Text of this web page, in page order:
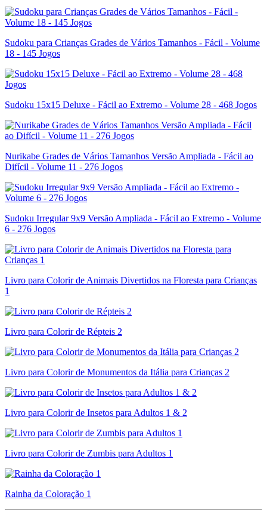
Sudoku para Crianças Grades de Vários Tamanhos - Fácil - Volume
18 - 145 Jogos
Sudoku 15x15 Deluxe - Fácil ao Extremo - Volume 28 - 468 Jogos
Nurikabe Grades de Vários Tamanhos Versão Ampliada - Fácil ao
Difícil - Volume 11 - 276 Jogos
Sudoku Irregular 9x9 Versão Ampliada - Fácil ao Extremo - Volume
6 - 276 Jogos
Livro para Colorir de Animais Divertidos na Floresta para Crianças
1
Livro para Colorir de Répteis 2
Livro para Colorir de Monumentos da Itália para Crianças 2
Livro para Colorir de Insetos para Adultos 1 & 2
Livro para Colorir de Zumbis para Adultos 1
Rainha da Coloração 1